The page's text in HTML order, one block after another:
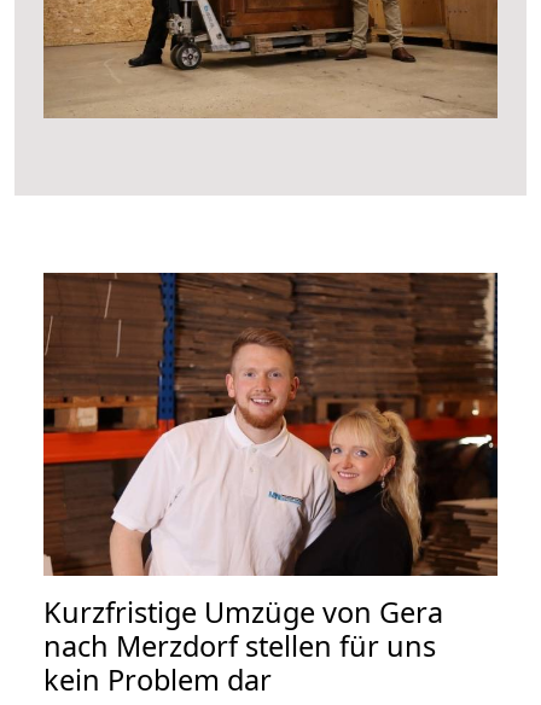
Kurzfristige Umzüge von Gera
nach Merzdorf stellen für uns
kein Problem dar